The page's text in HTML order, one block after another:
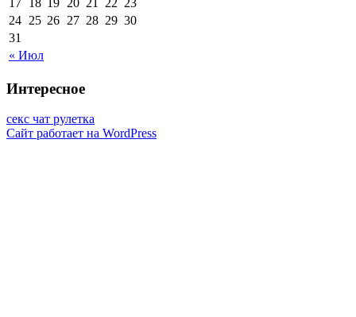
« Июл
24 25 26 27 28 29 30
31
Интересное
секс чат рулетка
Сайт работает на WordPress